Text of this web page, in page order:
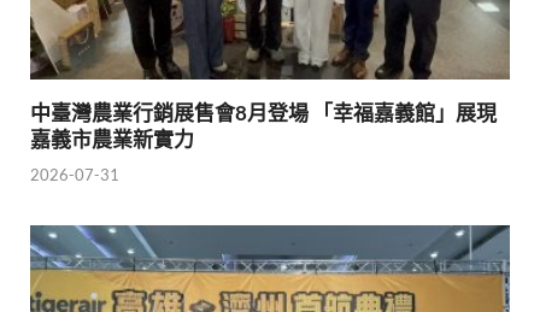
中臺灣農業行銷展售會8月登場 「幸福嘉義館」展現
嘉義市農業新實力
2026-07-31